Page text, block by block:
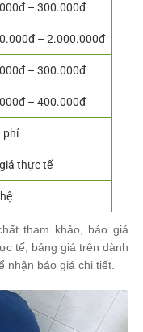
– 300.000đ
– 2.000.000đ
– 300.000đ
– 400.000đ
phí
thực tế
tham khảo, báo giá
tế, bảng giá trên dành
nhận báo giá chi tiết.